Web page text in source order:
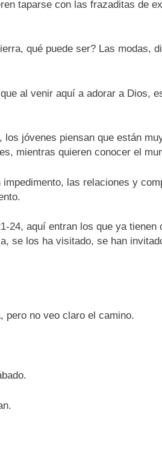
taparse con las frazaditas de
qué puede ser? Las modas,
al venir aquí a adorar a Dios,
jóvenes piensan que están
mientras quieren conocer el
las relaciones y
24, aquí entran los que ya tienen
se los ha visitado, se han
pero no veo claro el camino.